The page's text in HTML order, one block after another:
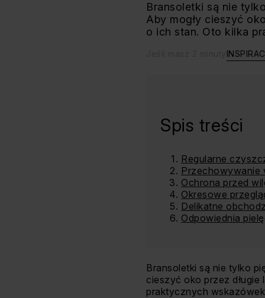
Bransoletki są nie
Aby mogły cieszyć
o ich stan. Oto kilka
Spis treści
Regularne
Przechowywanie
Ochrona przed
Okresowe
Delikatne
Odpowiednia
Bransoletki są nie tylko
cieszyć oko przez
praktycznych